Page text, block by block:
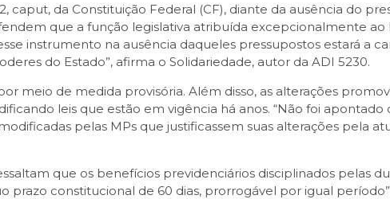
caput, da Constituição Federal (CF), diante da ausência do
que a função legislativa atribuída excepcionalmente
instrumento na ausência daqueles pressupostos estará a
do Estado”, afirma o Solidariedade, autor da ADI 5230.
meio de medida provisória. Além disso, as alterações
leis que estão em vigência há anos. “Não foi apontado
pelas MPs que justificassem suas alterações pela
que os benefícios previdenciários disciplinados pelas
constitucional de 60 dias, prorrogável por igual